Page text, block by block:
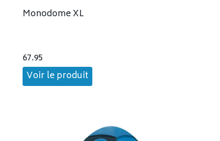
Monodome XL
67.95
Voir le produit